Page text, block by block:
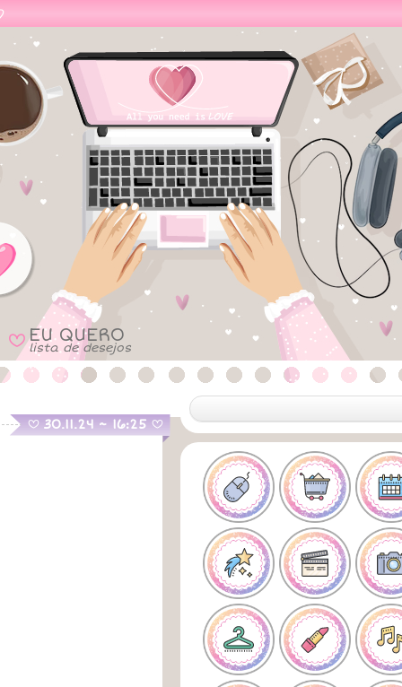
B EU QUERO
lista de desejos
B 30.11.24 ~ 16:25 B